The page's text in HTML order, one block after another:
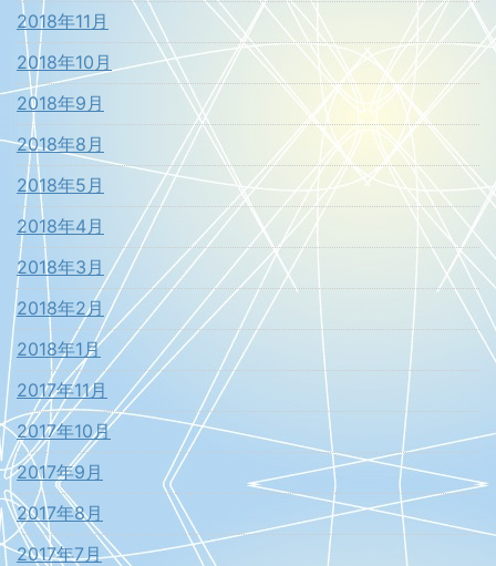
2018年11月
2018年10月
2018年9月
2018年8月
2018年5月
2018年4月
2018年3月
2018年2月
2018年1月
2017年11月
2017年10月
2017年9月
2017年8月
2017年7月